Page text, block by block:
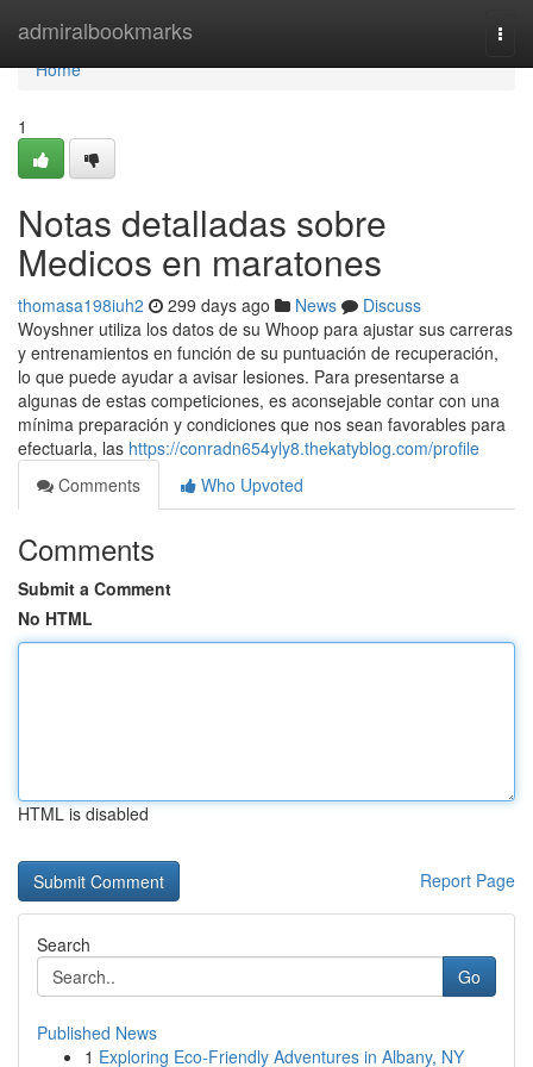
admiralbookmarks
Home
Home
1
Notas detalladas sobre
Medicos en maratones
thomasa198iuh2 299 days ago News
Discuss
Woyshner utiliza los datos de su Whoop para ajustar sus carreras
y entrenamientos en función de su puntuación de recuperación,
lo que puede ayudar a avisar lesiones. Para presentarse a
algunas de estas competiciones, es aconsejable contar con una
mínima preparación y condiciones que nos sean favorables para
efectuarla, las https://conradn654yly8.thekatyblog.com/profile
Comments
Who Upvoted
Comments
Submit a Comment
No HTML
HTML is disabled
Report Page
Search
Go
Published News
1 Exploring Eco-Friendly Adventures in Albany, NY